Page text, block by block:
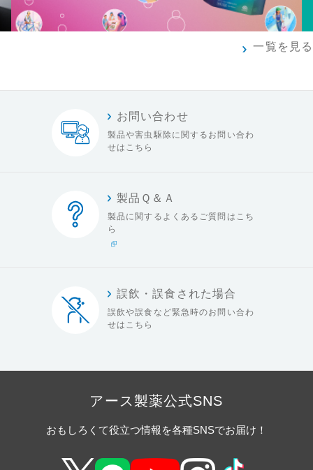
一覧を見る
お問い合わせ
製品や害虫駆除に関する お問い合わ
せはこちら
製品Ｑ＆Ａ
製品に関するよくある ご質問はこち
ら
誤飲・誤食された場合
誤飲や誤食など緊急時のお問い合わ
せはこちら
アース製薬公式SNS
おもしろくて役立つ情報を各種SNSでお届け！